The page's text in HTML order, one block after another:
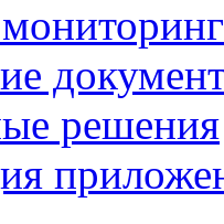
решения